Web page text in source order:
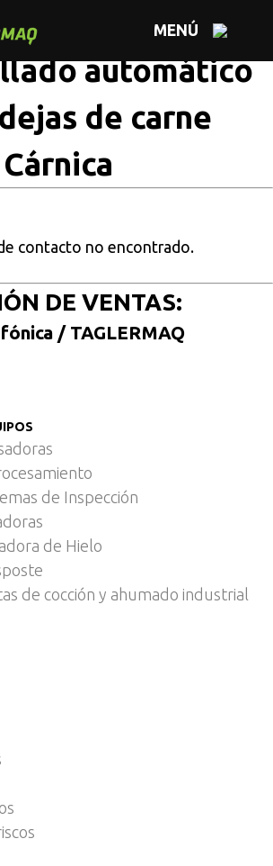
MENÚ
– Cárnica
automático
de carne
contacto no encontrado.
DE VENTAS:
/ TAGLERMAQ
de Inspección
de Hielo
de cocción y ahumado industrial